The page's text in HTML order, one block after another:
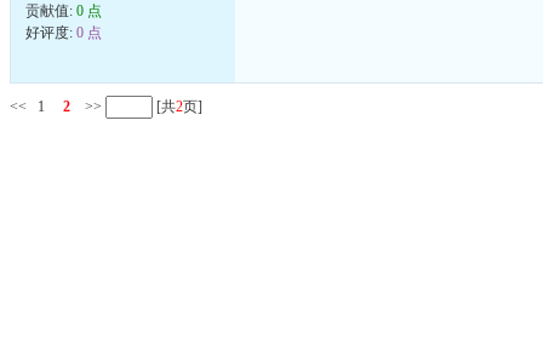
贡献值: 0 点
好评度: 0 点
<< 1 2 >> [共2页]